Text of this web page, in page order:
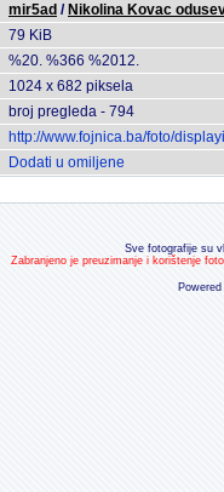
mir5ad / Nikolina Kovac
79 KiB
%20. %366 %2012.
1024 x 682 piksela
broj pregleda - 794
http://www.fojnica.ba/foto/
Dodati u omiljene
Sve fotografije su
Zabranjeno je preuzimanje i korištenje